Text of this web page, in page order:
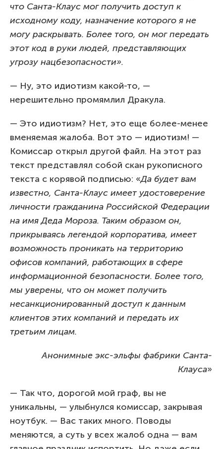
что Санта-Клаус мог получить доступ к
исходному коду, назначение которого я не
могу раскрывать. Более того, он мог передать
этот код в руки людей, представляющих
угрозу нацбезопасности».
— Ну, это идиотизм какой-то, —
нерешительно промямлил Дракула.
— Это идиотизм? Нет, это еще более-менее
вменяемая жалоба. Вот это — идиотизм! —
Комиссар открыл другой файл. На этот раз
текст представлял собой скан рукописного
текста с корявой подписью: «Да будет вам
известно, Санта-Клаус имеет удостоверение
личности гражданина Российской Федерации
на имя Деда Мороза. Таким образом он,
прикрываясь легендой корпоратива, имеет
возможность проникать на территорию
офисов компаний, работающих в сфере
информационной безопасности. Более того,
мы уверены, что он может получить
несанкционированный доступ к данным
клиентов этих компаний и передать их
третьим лицам.
Анонимные экс-эльфы фабрики Санта-
Клауса»
— Так что, дорогой мой граф, вы не
уникальны, — улыбнулся комиссар, закрывая
ноутбук. — Вас таких много. Поводы
меняются, а суть у всех жалоб одна — вам